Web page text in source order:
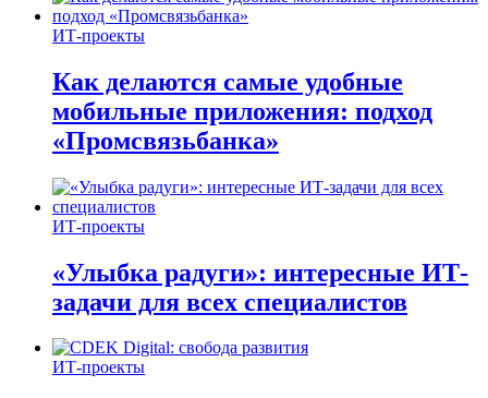
ИТ-проекты
Как делаются самые удобные
мобильные приложения: подход
«Промсвязьбанка»
ИТ-проекты
«Улыбка радуги»: интересные ИТ-
задачи для всех специалистов
ИТ-проекты